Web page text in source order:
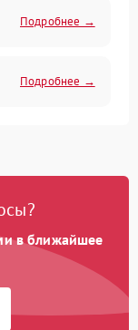
Подробнее →
Подробнее →
Подробнее →
в ближайшее